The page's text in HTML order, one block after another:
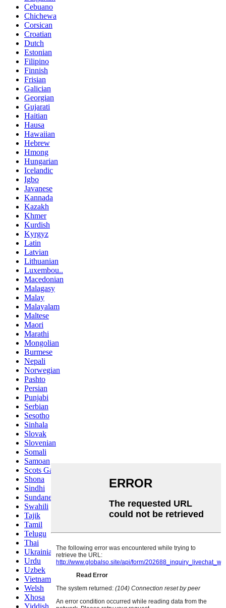
Cebuano
Chichewa
Corsican
Croatian
Dutch
Estonian
Filipino
Finnish
Frisian
Galician
Georgian
Gujarati
Haitian
Hausa
Hawaiian
Hebrew
Hmong
Hungarian
Icelandic
Igbo
Javanese
Kannada
Kazakh
Khmer
Kurdish
Kyrgyz
Latin
Latvian
Lithuanian
Luxembou..
Macedonian
Malagasy
Malay
Malayalam
Maltese
Maori
Marathi
Mongolian
Burmese
Nepali
Norwegian
Pashto
Persian
Punjabi
Serbian
Sesotho
Sinhala
Slovak
Slovenian
Somali
Samoan
Scots Gaelic
Shona
Sindhi
Sundanese
Swahili
Tajik
Tamil
Telugu
Thai
Ukrainian
Urdu
Uzbek
Vietnamese
Welsh
Xhosa
Yiddish